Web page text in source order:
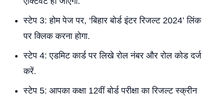
स्टेप 3: होम पेज पर, ‘बिहार बोर्ड इंटर रिजल्ट 2024’ लिंक
पर क्लिक करना होगा.
स्टेप 4: एडमिट कार्ड पर लिखे रोल नंबर और रोल कोड दर्ज
करें.
स्टेप 5: आपका कक्षा 12वीं बोर्ड परीक्षा का रिजल्‍ट स्क्रीन